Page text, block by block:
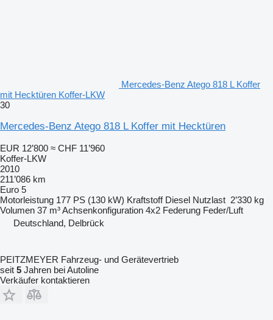
Mercedes-Benz Atego 818 L Koffer
mit Hecktüren Koffer-LKW
30
Mercedes-Benz Atego 818 L Koffer mit Hecktüren
EUR 12’800 ≈ CHF 11’960
Koffer-LKW
2010
211’086 km
Euro 5
Motorleistung 177 PS (130 kW) Kraftstoff Diesel Nutzlast 2’330 kg
Volumen 37 m³Achsenkonfiguration 4x2 Federung Feder/Luft
Deutschland, Delbrück
PEITZMEYER Fahrzeug- und Gerätevertrieb
seit 5 Jahren bei Autoline
Verkäufer kontaktieren